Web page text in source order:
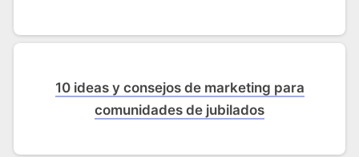
10 ideas y consejos de marketing para
comunidades de jubilados